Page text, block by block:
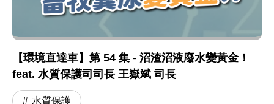
【環境直達車】第 54 集 - 沼渣沼液廢水變黃金！
feat. 水質保護司司長 王嶽斌 司長
水質保護